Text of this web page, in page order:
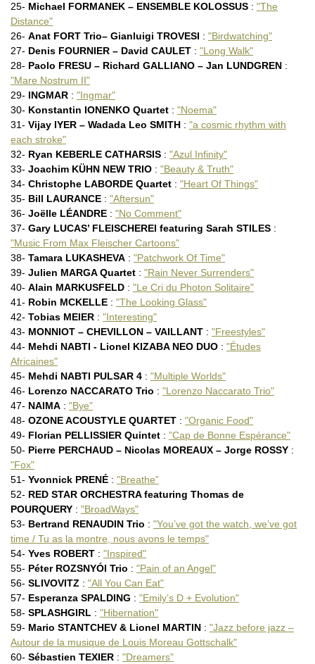
Yvonnick PRENÉ : "Breathe”
Bertrand RENAUDIN Trio : (…)
Yves ROBERT : "Inspired"
Péter ROZSNYÓI Trio : "Pain of
SLIVOVITZ : "All You Can Eat"
Mario STANTCHEV & Lionel
Sébastien TEXIER : "Dreamers"
THE BIG HUSTLE : "Worldwide"
TRONDHEIM JAZZ ORCHESTRA – (…)
TRONDHEIM JAZZ ORCHESTRA – (…)
Stéphane TSAPIS Trio : "Border
Hans ULRIK : "Suite Of Time –
Chucho VALDÉS : "Tribute (…)
Alexander Von SCHLIPPENBACH
David VOULGA : "Inner Child"
WATCHDOG : "You’re welcome"
WORKSHOP DE LYON : "Lettres à
25- Michael FORMANEK – ENSEMBLE KOLOSSUS : "The
Distance"
26- Anat FORT Trio– Gianluigi TROVESI : "Birdwatching"
27- Denis FOURNIER – David CAULET : "Long Walk"
28- Paolo FRESU – Richard GALLIANO – Jan LUNDGREN :
"Mare Nostrum II"
29- INGMAR : "Ingmar"
30- Konstantin IONENKO Quartet : "Noema"
31- Vijay IYER – Wadada Leo SMITH : "a cosmic rhythm with
each stroke"
32- Ryan KEBERLE CATHARSIS : "Azul Infinity"
33- Joachim KÜHN NEW TRIO : "Beauty & Truth"
34- Christophe LABORDE Quartet : "Heart Of Things"
35- Bill LAURANCE : "Aftersun"
36- Joëlle LÉANDRE : "No Comment"
37- Gary LUCAS’ FLEISCHEREI featuring Sarah STILES :
"Music From Max Fleischer Cartoons"
38- Tamara LUKASHEVA : "Patchwork Of Time"
39- Julien MARGA Quartet : "Rain Never Surrenders"
40- Alain MARKUSFELD : "Le Cri du Photon Solitaire"
41- Robin MCKELLE : "The Looking Glass"
42- Tobias MEIER : "Interesting"
43- MONNIOT – CHEVILLON – VAILLANT : "Freestyles"
44- Mehdi NABTI - Lionel KIZABA NEO DUO : "Études
Africaines"
45- Mehdi NABTI PULSAR 4 : "Multiple Worlds"
46- Lorenzo NACCARATO Trio : "Lorenzo Naccarato Trio"
47- NAIMA : "Bye"
48- OZONE ACOUSTYLE QUARTET : "Organic Food"
49- Florian PELLISSIER Quintet : "Cap de Bonne Espérance"
50- Pierre PERCHAUD – Nicolas MOREAUX – Jorge ROSSY :
"Fox"
51- Yvonnick PRENÉ : "Breathe”
52- RED STAR ORCHESTRA featuring Thomas de
POURQUERY : "BroadWays"
53- Bertrand RENAUDIN Trio : "You’ve got the watch, we’ve got
time / Tu as la montre, nous avons le temps"
54- Yves ROBERT : "Inspired"
55- Péter ROZSNYÓI Trio : "Pain of an Angel"
56- SLIVOVITZ : "All You Can Eat"
57- Esperanza SPALDING : "Emily’s D + Evolution"
58- SPLASHGIRL : "Hibernation"
59- Mario STANTCHEV & Lionel MARTIN : "Jazz before jazz –
Autour de la musique de Louis Moreau Gottschalk"
60- Sébastien TEXIER : "Dreamers"